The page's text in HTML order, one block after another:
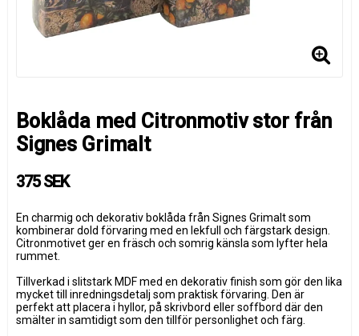
Boklåda med Citronmotiv stor från
Signes Grimalt
375 SEK
En charmig och dekorativ boklåda från Signes Grimaltsom
kombinerar dold förvaring med en lekfull och färgstark design.
Citronmotivet ger en fräsch och somrig känsla som lyfter hela
rummet.
Tillverkad i slitstark MDF med en dekorativ finish som gör den lika
mycket till inredningsdetalj som praktisk förvaring. Den är
perfekt att placera i hyllor, på skrivbord eller soffbord där den
smälter in samtidigt som den tillför personlighet och färg.